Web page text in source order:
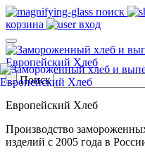
поиск
корзина
вход
Поиск
Европейский Хлеб
Производство
изделий с 2005 года в